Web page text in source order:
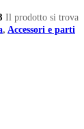
Il prodotto si trova
, Accessori e parti